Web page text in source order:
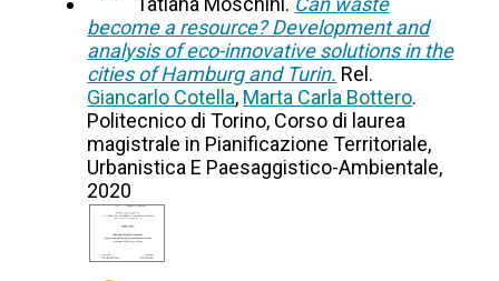
become a resource? Development and
analysis of eco-innovative solutions in the
cities of Hamburg and Turin. Rel.
Giancarlo Cotella, Marta Carla Bottero.
Politecnico di Torino, Corso di laurea
magistrale in Pianificazione Territoriale,
Urbanistica E Paesaggistico-Ambientale,
2020